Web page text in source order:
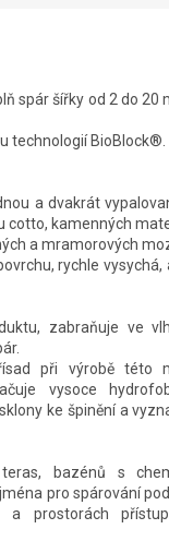
spár šířky od 2 do 20
technologií BioBlock®.
a dvakrát
cotto, kamenných
a mramorových
rychle vysychá,
zabraňuje ve
při výrobě této
vysoce
ke špinění a
bazénů s
pro spárování
a prostorách